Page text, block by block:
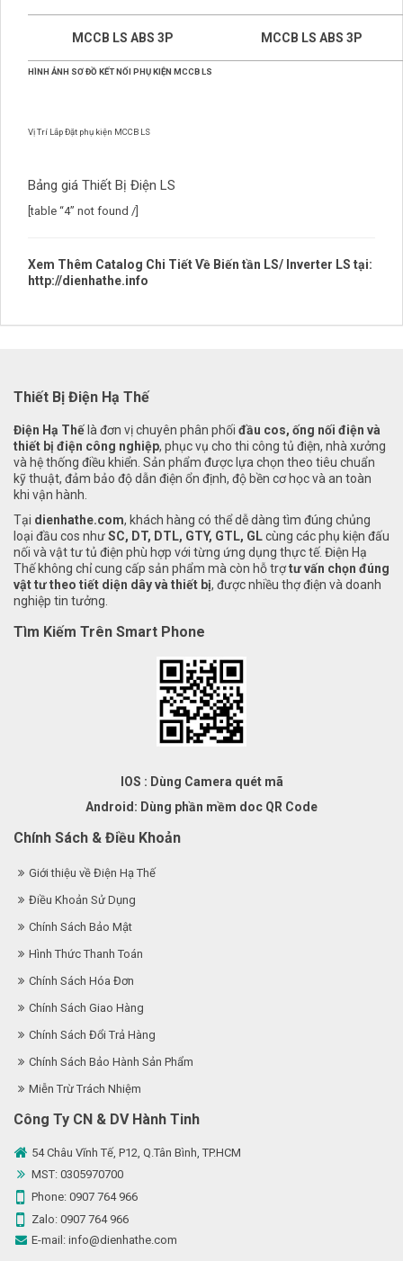
MCCB LS ABS 3P MCCB LS ABS 3P
HÌNH ẢNH SƠ ĐỒ KẾT NỐI PHỤ KIỆN MCCB LS
Vị Trí Lắp Đặt phụ kiện MCCB LS
Bảng giá Thiết Bị Điện LS
[table “4” not found /]
Xem Thêm Catalog Chi Tiết Về Biến tần LS/ Inverter LS tại:
http://dienhathe.info
Thiết Bị Điện Hạ Thế
Điện Hạ Thếlà đơn vị chuyên phân phối đầu cos, ống nối điện và
thiết bị điện công nghiệp, phục vụ cho thi công tủ điện, nhà xưởng
và hệ thống điều khiển. Sản phẩm được lựa chọn theo tiêu chuẩn
kỹ thuật, đảm bảo độ dẫn điện ổn định, độ bền cơ học và an toàn
khi vận hành.
Tại dienhathe.com, khách hàng có thể dễ dàng tìm đúng chủng
loại đầu cos nhưSC, DT, DTL, GTY, GTL, GLcùng các phụ kiện đấu
nối và vật tư tủ điện phù hợp với từng ứng dụng thực tế. Điện Hạ
Thế không chỉ cung cấp sản phẩm mà còn hỗ trợtư vấn chọn đúng
vật tư theo tiết diện dây và thiết bị, được nhiều thợ điện và doanh
nghiệp tin tưởng.
Tìm Kiếm Trên Smart Phone
IOS : Dùng Camera quét mã
Android: Dùng phần mềm doc QR Code
Chính Sách & Điều Khoản
Giới thiệu về Điện Hạ Thế
Điều Khoản Sử Dụng
Chính Sách Bảo Mật
Hình Thức Thanh Toán
Chính Sách Hóa Đơn
Chính Sách Giao Hàng
Chính Sách Đổi Trả Hàng
Chính Sách Bảo Hành Sản Phẩm
Miễn Trừ Trách Nhiệm
Công Ty CN & DV Hành Tinh
54 Châu Vĩnh Tế, P12, Q.Tân Bình, TP.HCM
MST: 0305970700
Phone: 0907 764 966
Zalo: 0907 764 966
E-mail: info@dienhathe.com